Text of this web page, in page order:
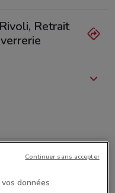
Retrait
données
Continuer sans accepter